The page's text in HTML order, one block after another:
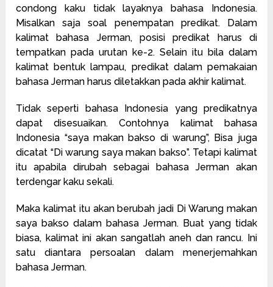
condong kaku tidak layaknya bahasa Indonesia.
Misalkan saja soal penempatan predikat. Dalam
kalimat bahasa Jerman, posisi predikat harus di
tempatkan pada urutan ke-2. Selain itu bila dalam
kalimat bentuk lampau, predikat dalam pemakaian
bahasa Jerman harus diletakkan pada akhir kalimat.
Tidak seperti bahasa Indonesia yang predikatnya
dapat disesuaikan. Contohnya kalimat bahasa
Indonesia “saya makan bakso di warung”, Bisa juga
dicatat “Di warung saya makan bakso”. Tetapi kalimat
itu apabila dirubah sebagai bahasa Jerman akan
terdengar kaku sekali.
Maka kalimat itu akan berubah jadi Di Warung makan
saya bakso dalam bahasa Jerman. Buat yang tidak
biasa, kalimat ini akan sangatlah aneh dan rancu. Ini
satu diantara persoalan dalam menerjemahkan
bahasa Jerman.